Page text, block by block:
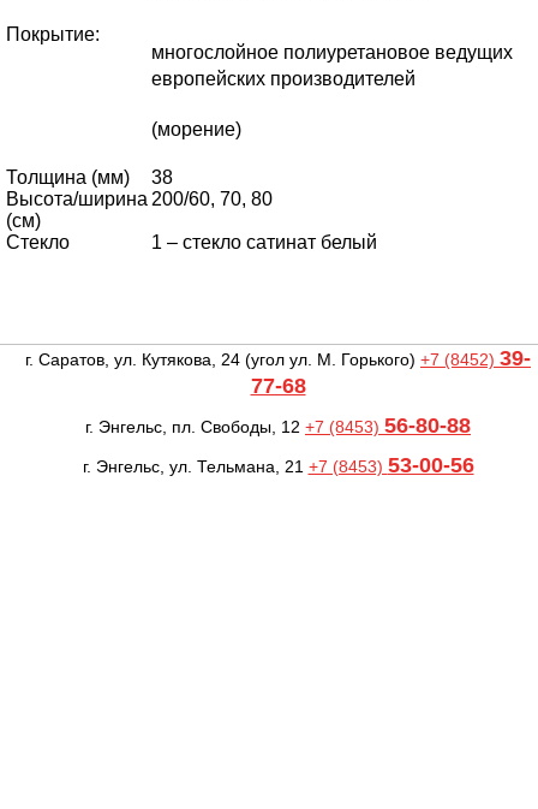
Покрытие:
многослойное полиуретановое ведущих
европейских производителей
(морение)
Толщина (мм)
38
Высота/ширина
(cм)
200/60, 70, 80
Стекло 1 – стекло сатинат белый
г. Саратов, ул. Кутякова, 24 (угол ул. М. Горького) +7 (8452) 39-
77-68
г. Энгельс, пл. Свободы, 12 +7 (8453) 56-80-88
г. Энгельс, ул. Тельмана, 21 +7 (8453) 53-00-56